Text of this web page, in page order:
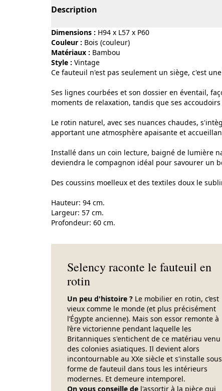
Description
Dimensions : H94 x L57 x P60
Couleur :
bois (couleur)
Matériaux :
bambou
Style :
vintage
Ce fauteuil n'est pas seulement un siège, c'est
Ses lignes courbées et son dossier en éventail,
moments de relaxation, tandis que ses
Le rotin naturel, avec ses nuances chaudes,
apportant une atmosphère apaisante et
Installé dans un coin lecture, baigné de lumière
deviendra le compagnon idéal pour savourer un
Des coussins moelleux et des textiles doux le
Hauteur: 94 cm.
Largeur: 57 cm.
Profondeur: 60 cm.
Selency raconte le fauteuil en
rotin
Un peu d'histoire ? Le mobilier en rotin, c’est
vieux comme le monde (et plus précisément
l’Égypte ancienne). Mais son essor remonte à
l’ère victorienne pendant laquelle les
Britanniques s'entichent de ce matériau venu
des colonies asiatiques. Il devient alors
incontournable au XXe siècle et s'installe sous
forme de fauteuil dans tous les intérieurs
modernes. Et demeure intemporel.
On vous conseille de l'assortir à la pièce qui